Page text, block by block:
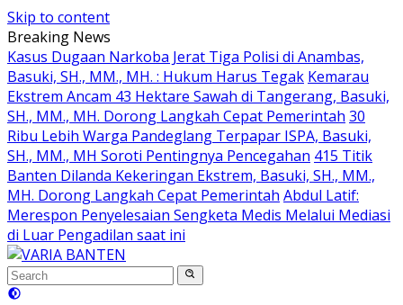
Skip to content
Breaking News
Kasus Dugaan Narkoba Jerat Tiga Polisi di Anambas,
Basuki, SH., MM., MH. : Hukum Harus Tegak Kemarau
Ekstrem Ancam 43 Hektare Sawah di Tangerang, Basuki,
SH., MM., MH. Dorong Langkah Cepat Pemerintah 30
Ribu Lebih Warga Pandeglang Terpapar ISPA, Basuki,
SH., MM., MH Soroti Pentingnya Pencegahan 415 Titik
Banten Dilanda Kekeringan Ekstrem, Basuki, SH., MM.,
MH. Dorong Langkah Cepat Pemerintah Abdul Latif:
Merespon Penyelesaian Sengketa Medis Melalui Mediasi
di Luar Pengadilan saat ini